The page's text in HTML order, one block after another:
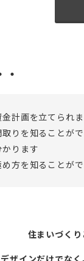
計画を立てられ
りを知ることが
ります
方を知ることが
住まいづくり
ザインだけでな